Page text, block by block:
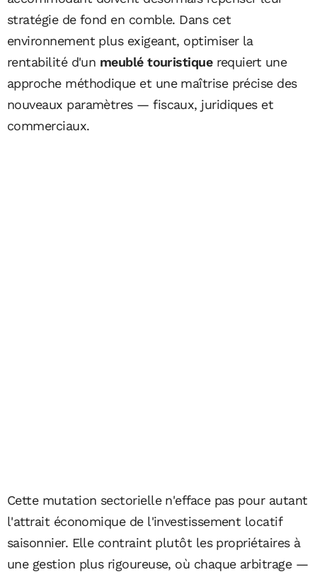
stratégie de fond en comble. Dans cet
environnement plus exigeant, optimiser la
rentabilité d'un meublé touristiquerequiert une
approche méthodique et une maîtrise précise des
nouveaux paramètres — fiscaux, juridiques et
commerciaux.
Cette mutation sectorielle n'efface pas pour autant
l'attrait économique de l'investissement locatif
saisonnier. Elle contraint plutôt les propriétaires à
une gestion plus rigoureuse, où chaque arbitrage —